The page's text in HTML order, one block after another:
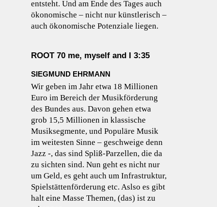
entsteht. Und am Ende des Tages auch
ökonomische – nicht nur künstlerisch –
auch ökonomische Potenziale liegen.
ROOT 70 me, myself and I 3:35
SIEGMUND EHRMANN
Wir geben im Jahr etwa 18 Millionen
Euro im Bereich der Musikförderung
des Bundes aus. Davon gehen etwa
grob 15,5 Millionen in klassische
Musiksegmente, und Populäre Musik
im weitesten Sinne – geschweige denn
Jazz -, das sind Spliß-Parzellen, die da
zu sichten sind. Nun geht es nicht nur
um Geld, es geht auch um Infrastruktur,
Spielstättenförderung etc. Aslso es gibt
halt eine Masse Themen, (das) ist zu